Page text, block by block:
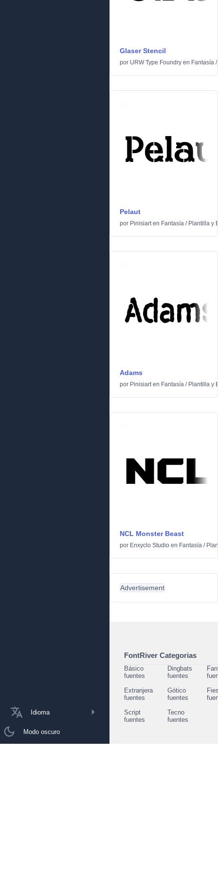
Idioma
Modo oscuro
Glaser Stencil
por URW Type Foundry en Fantasía /
Pelaut
por Pinisiarten Fantasía / Plantilla y
Adams
por Pinisiarten Fantasía / Plantilla y
NCL Monster Beast
por Enxyclo Studio en Fantasía /
Advertisement
FontRiver Categorias
Básico
fuentes
Dingbats
fuentes
Extranjera
fuentes
Gótico
fuentes
Script
fuentes
Tecno
fuentes